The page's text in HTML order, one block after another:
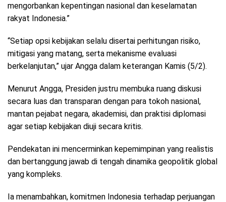
mengorbankan kepentingan nasional dan keselamatan
rakyat Indonesia.”
“Setiap opsi kebijakan selalu disertai perhitungan risiko,
mitigasi yang matang, serta mekanisme evaluasi
berkelanjutan,” ujar Angga dalam keterangan Kamis (5/2).
Menurut Angga, Presiden justru membuka ruang diskusi
secara luas dan transparan dengan para tokoh nasional,
mantan pejabat negara, akademisi, dan praktisi diplomasi
agar setiap kebijakan diuji secara kritis.
Pendekatan ini mencerminkan kepemimpinan yang realistis
dan bertanggung jawab di tengah dinamika geopolitik global
yang kompleks.
Ia menambahkan, komitmen Indonesia terhadap perjuangan